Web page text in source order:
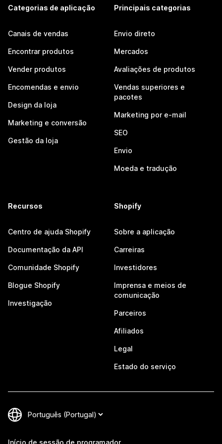
Categorias de aplicação
Canais de vendas
Encontrar produtos
Vender produtos
Encomendas e envio
Design da loja
Marketing e conversão
Gestão da loja
Principais categorias
Envio direto
Mercados
Avaliações de produtos
Vendas superiores e
pacotes
Marketing por e-mail
SEO
Envio
Moeda e tradução
Recursos
Centro de ajuda Shopify
Documentação da API
Comunidade Shopify
Blogue Shopify
Investigação
Shopify
Sobre a aplicação
Carreiras
Investidores
Imprensa e meios de
comunicação
Parceiros
Afiliados
Legal
Estado do serviço